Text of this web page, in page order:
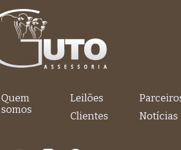
Quem
somos
Leilões
Clientes
Notícias